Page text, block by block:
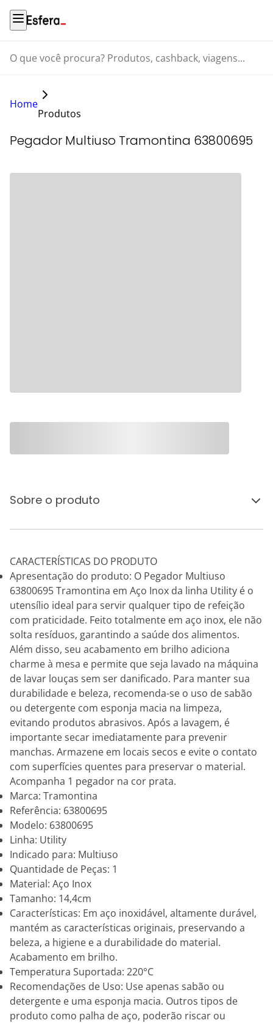
O que você procura? Produtos, cashback, viagens...
Home
Produtos
Pegador Multiuso Tramontina 63800695
Sobre o produto
CARACTERÍSTICAS DO PRODUTO
Apresentação do produto: O Pegador Multiuso
63800695 Tramontina em Aço Inox da linha Utility é o
utensílio ideal para servir qualquer tipo de refeição
com praticidade. Feito totalmente em aço inox, ele não
solta resíduos, garantindo a saúde dos alimentos.
Além disso, seu acabamento em brilho adiciona
charme à mesa e permite que seja lavado na máquina
de lavar louças sem ser danificado. Para manter sua
durabilidade e beleza, recomenda-se o uso de sabão
ou detergente com esponja macia na limpeza,
evitando produtos abrasivos. Após a lavagem, é
importante secar imediatamente para prevenir
manchas. Armazene em locais secos e evite o contato
com superfícies quentes para preservar o material.
Acompanha 1 pegador na cor prata.
Marca: Tramontina
Referência: 63800695
Modelo: 63800695
Linha: Utility
Indicado para: Multiuso
Quantidade de Peças: 1
Material: Aço Inox
Tamanho: 14,4cm
Características: Em aço inoxidável, altamente durável,
mantém as características originais, preservando a
beleza, a higiene e a durabilidade do material.
Acabamento em brilho.
Temperatura Suportada: 220°C
Recomendações de Uso: Use apenas sabão ou
detergente e uma esponja macia. Outros tipos de
produto como palha de aço, poderão riscar ou